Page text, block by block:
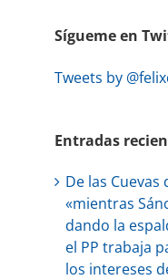
Sígueme en
Tweets by
Entradas
De las
«mientras
dando la
el PP trabaja
los intereses